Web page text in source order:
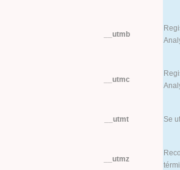
__utmb
__utmc
__utmt Se
__utmz